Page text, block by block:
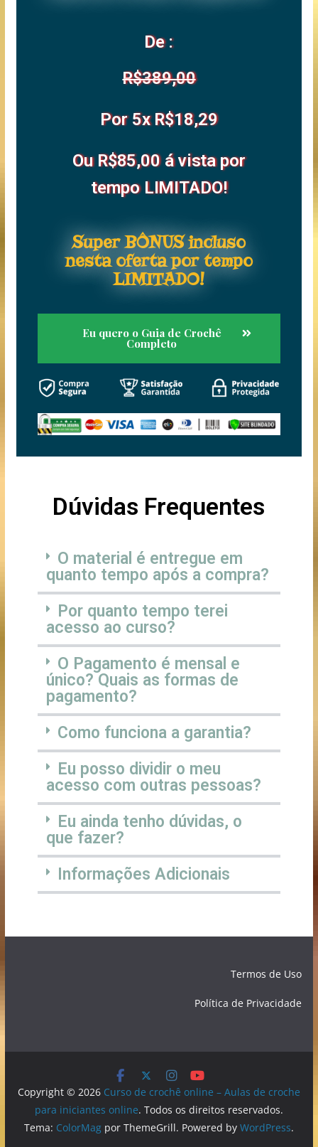
De :
R$389,00
Por 5x R$18,29
Ou R$85,00 á vista por
tempo LIMITADO!
Super BÔNUS incluso
nesta oferta por tempo
LIMITADO!
Eu quero o Guia de Crochê
Completo
Dúvidas Frequentes
O material é entregue em
quanto tempo após a compra?
Por quanto tempo terei
acesso ao curso?
O Pagamento é mensal e
único? Quais as formas de
pagamento?
Como funciona a garantia?
Eu posso dividir o meu
acesso com outras pessoas?
Eu ainda tenho dúvidas, o
que fazer?
Informações Adicionais
Termos de Uso
Política de Privacidade
Copyright © 2026 Curso de crochê online – Aulas de croche
para iniciantes online. Todos os direitos reservados.
Tema: ColorMagpor ThemeGrill. Powered by WordPress.